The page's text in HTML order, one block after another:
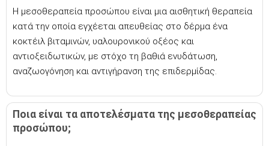
Η μεσοθεραπεία προσώπου είναι μια αισθητική θεραπεία
κατά την οποία εγχέεται απευθείας στο δέρμα ένα
κοκτέιλ βιταμινών, υαλουρονικού οξέος και
αντιοξειδωτικών, με στόχο τη βαθιά ενυδάτωση,
αναζωογόνηση και αντιγήρανση της επιδερμίδας.
Ποια είναι τα αποτελέσματα της μεσοθεραπείας
προσώπου;